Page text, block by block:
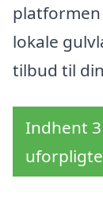
lokale
tilbud til
Indhent